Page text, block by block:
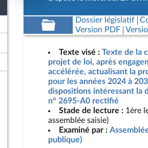
Dossier législatif
Version PDF
Texte visé : Texte de la
projet de loi, après
accélérée, actualisant la
pour les années 2024 à
dispositions intéressant la
n° 2695-A0 rectifié
Stade de lecture : 1ère
assemblée saisie)
Examiné par :
publique)